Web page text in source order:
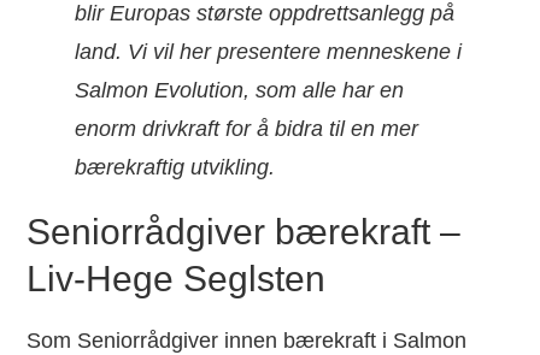
blir Europas største oppdrettsanlegg på
land. Vi vil her presentere menneskene i
Salmon Evolution, som alle har en
enorm drivkraft for å bidra til en mer
bærekraftig utvikling.
Seniorrådgiver bærekraft –
Liv-Hege Seglsten
Som Seniorrådgiver innen bærekraft i Salmon